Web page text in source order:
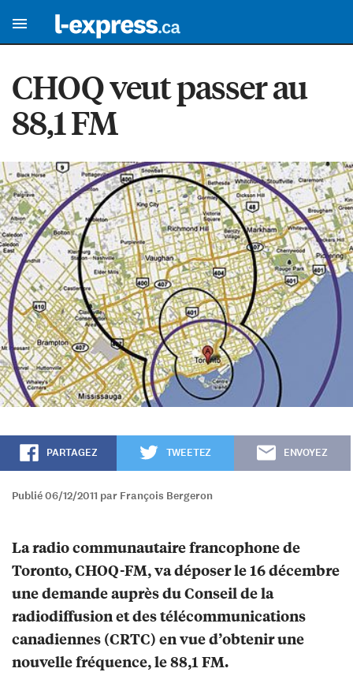
CHOQ veut passer au
88,1 FM
PARTAGEZ TWEETEZ ENVOYEZ
Publié 06/12/2011 par François Bergeron
La radio communautaire francophone de
Toronto, CHOQ-FM, va déposer le 16 décembre
une demande auprès du Conseil de la
radiodiffusion et des télécommunications
canadiennes (CRTC) en vue d’obtenir une
nouvelle fréquence, le 88,1 FM.